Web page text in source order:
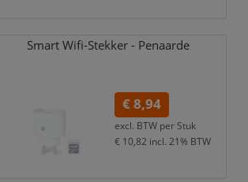
Smart Wifi-Stekker - Penaarde
€ 8,94
excl. BTW per Stuk
€ 10,82 incl. 21% BTW